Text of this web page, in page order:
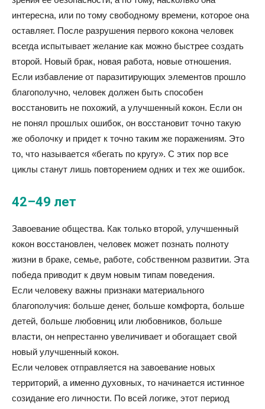
интересна, или по тому свободному времени, которое она
оставляет. После разрушения первого кокона человек
всегда испытывает желание как можно быстрее создать
второй. Новый брак, новая работа, новые отношения.
Если избавление от паразитирующих элементов прошло
благополучно, человек должен быть способен
восстановить не похожий, а улучшенный кокон. Если он
не понял прошлых ошибок, он восстановит точно такую
же оболочку и придет к точно таким же поражениям. Это
то, что называется «бегать по кругу». С этих пор все
циклы станут лишь повторением одних и тех же ошибок.
42–49 лет
Завоевание общества. Как только второй, улучшенный
кокон восстановлен, человек может познать полноту
жизни в браке, семье, работе, собственном развитии. Эта
победа приводит к двум новым типам поведения.
Если человеку важны признаки материального
благополучия: больше денег, больше комфорта, больше
детей, больше любовниц или любовников, больше
власти, он непрестанно увеличивает и обогащает свой
новый улучшенный кокон.
Если человек отправляется на завоевание новых
территорий, а именно духовных, то начинается истинное
созидание его личности. По всей логике, этот период